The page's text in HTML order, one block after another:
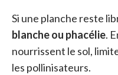
Si une planche reste
blanche ou phacélie.
nourrissent le sol,
les pollinisateurs.